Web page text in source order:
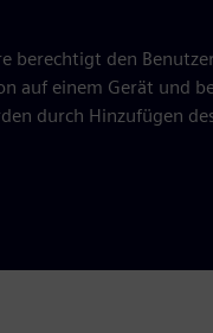
berechtigt den
auf einem Gerät und
durch Hinzufügen